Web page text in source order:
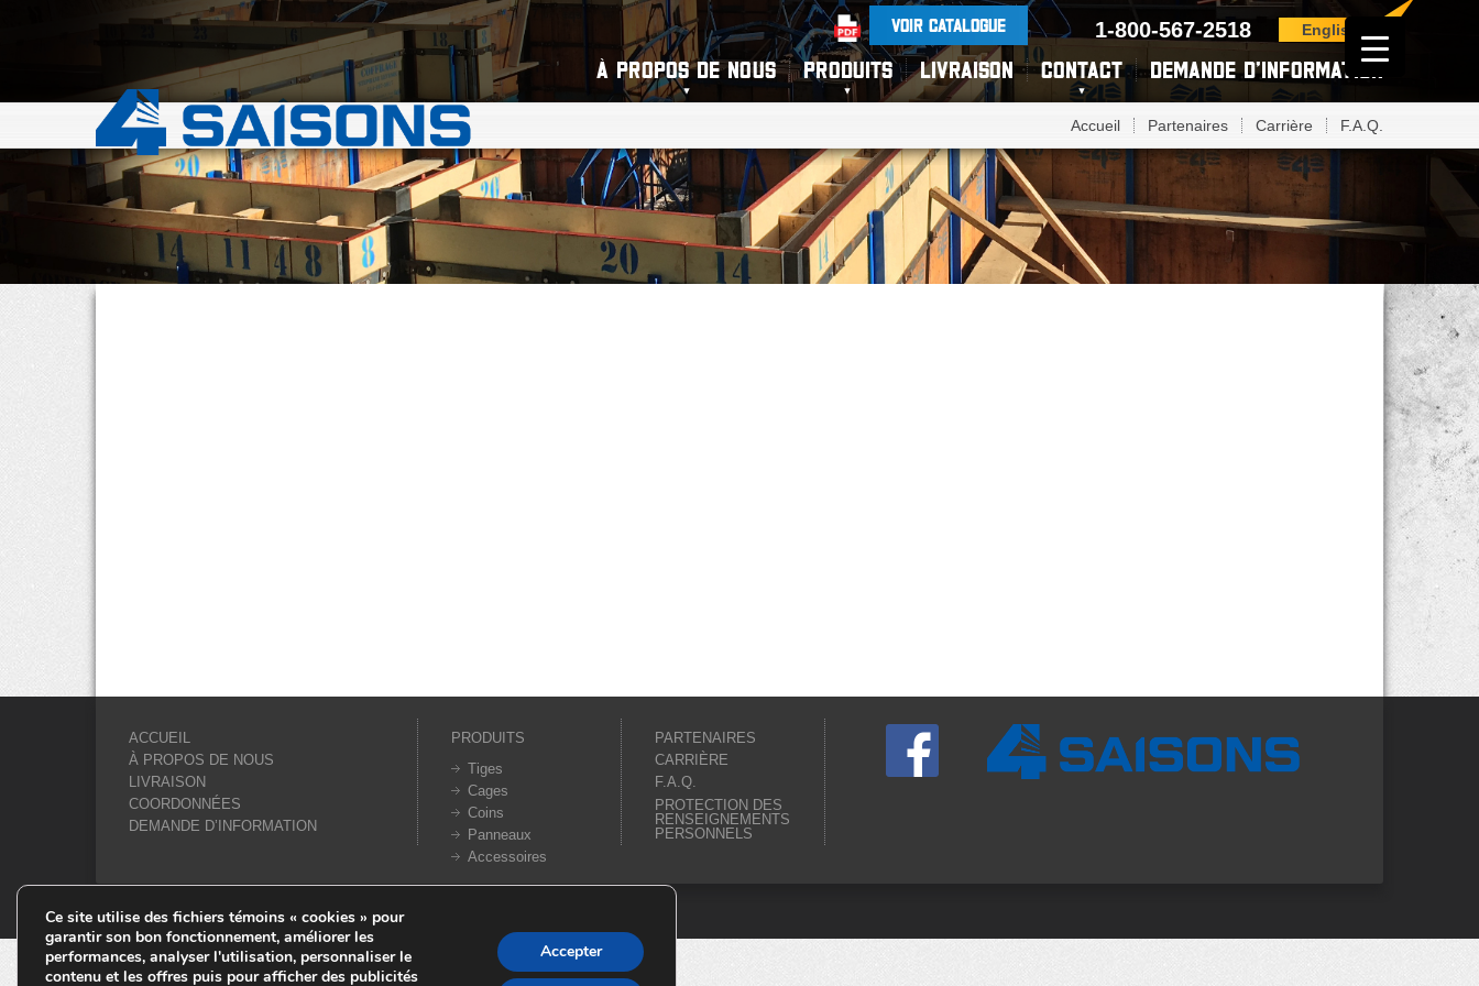
VOIR CATALOGUE 1-800-567-2518 English
À PROPOS DE NOUS PRODUITS LIVRAISON CONTACT DEMANDE D’INFORMATION
Accueil Partenaires Carrière F.A.Q.
ACCUEIL
À PROPOS DE NOUS
LIVRAISON
COORDONNÉES
DEMANDE D’INFORMATION
PRODUITS
Tiges
Cages
Coins
Panneaux
Accessoires
PARTENAIRES
CARRIÈRE
F.A.Q.
PROTECTION DES
RENSEIGNEMENTS
PERSONNELS
Ce site utilise des fichiers témoins « cookies » pour
garantir son bon fonctionnement, améliorer les
performances, analyser l'utilisation, personnaliser le
contenu et les offres puis pour afficher des publicités
Accepter